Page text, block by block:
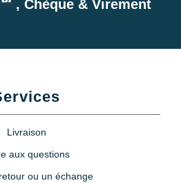
, Chèque & Virement
Livraison
aux questions
ou un échange